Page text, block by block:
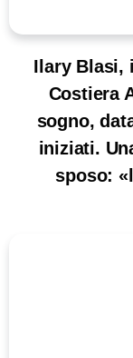
Ilary Blasi,
Costiera
sogno,
iniziati.
sposo: